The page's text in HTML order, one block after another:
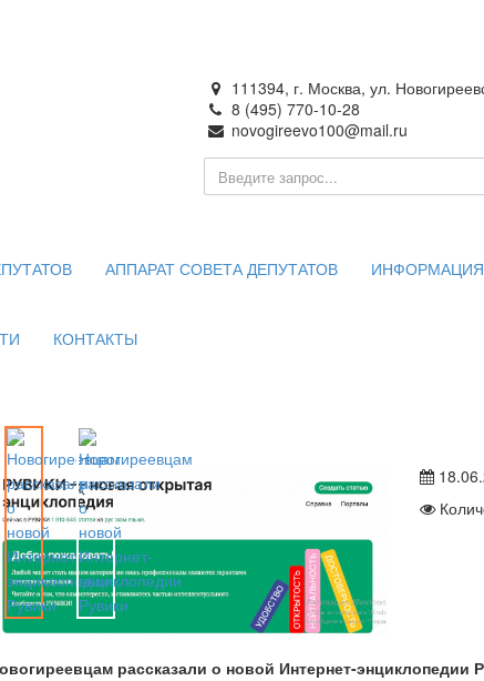
111394, г. Москва, ул.
8 (495) 770-10-28
novogireevo100@mail.ru
АППАРАТ СОВЕТА ДЕПУТАТОВ ИНФОРМАЦИЯ
КОНТАКТЫ
рассказали о новой Интернет-энциклопедии